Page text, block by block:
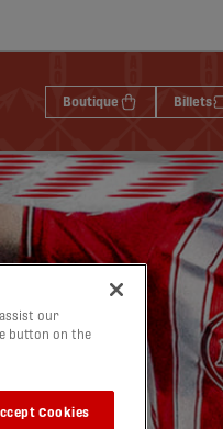
Boutique Billets
our
button on the
Cookies